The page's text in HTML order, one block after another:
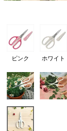
ピンク ホワイト